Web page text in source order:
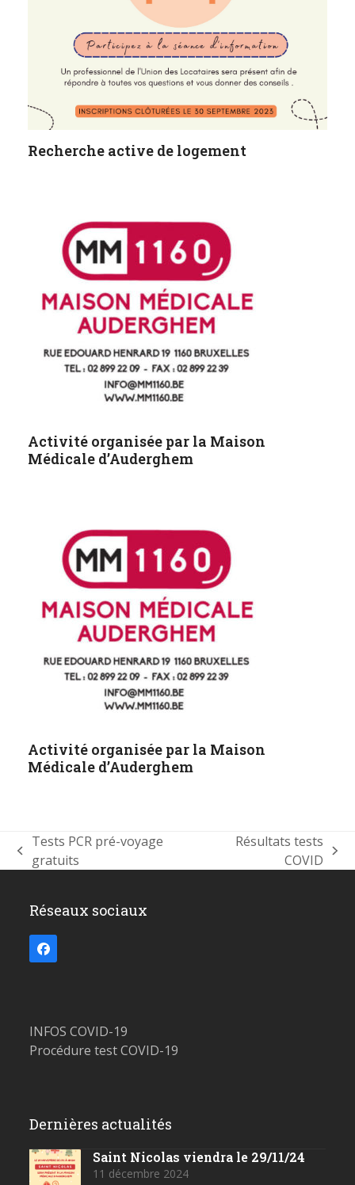
Recherche active de logement
Activité organisée par la Maison
Médicale d’Auderghem
Activité organisée par la Maison
Médicale d’Auderghem
previous
Tests PCR pré-voyage
gratuits
Résultats tests
COVID
Réseaux sociaux
Facebook
INFOS COVID-19
Procédure test COVID-19
Dernières actualités
Saint Nicolas viendra le 29/11/24
11 décembre 2024